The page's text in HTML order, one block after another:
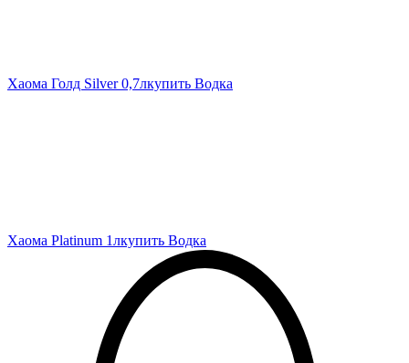
Хаома Голд Silver 0,7лкупить Водка
Хаома Platinum 1лкупить Водка